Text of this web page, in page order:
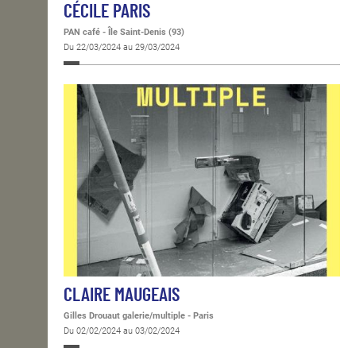
CÉCILE PARIS
PAN café - Île Saint-Denis (93)
Du 22/03/2024 au 29/03/2024
CLAIRE MAUGEAIS
Gilles Drouaut galerie/multiple - Paris
Du 02/02/2024 au 03/02/2024